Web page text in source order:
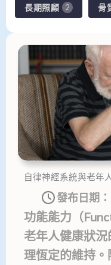
長期照顧 2 骨
自律神經系統與老年
發布日期：
功能能力（
老年人健康狀
理恆定的維持
面